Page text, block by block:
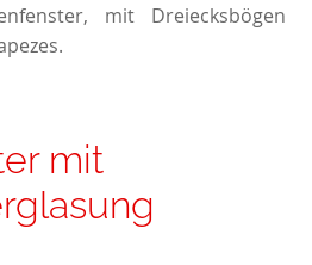
mit Dreiecksbögen
mit